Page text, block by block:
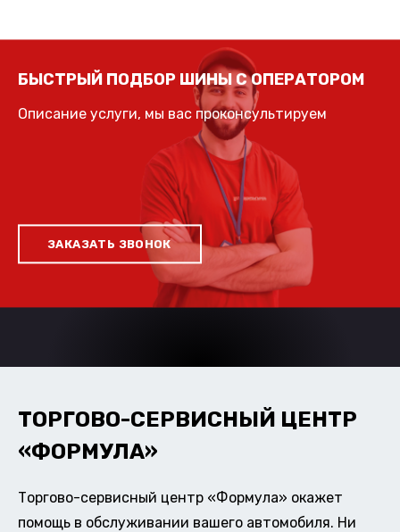
БЫСТРЫЙ ПОДБОР ШИНЫ С ОПЕРАТОРОМ
Описание услуги, мы вас проконсультируем
ЗАКАЗАТЬ ЗВОНОК
ТОРГОВО-СЕРВИСНЫЙ ЦЕНТР
«ФОРМУЛА»
Торгово-сервисный центр «Формула» окажет
помощь в обслуживании вашего автомобиля. Ни